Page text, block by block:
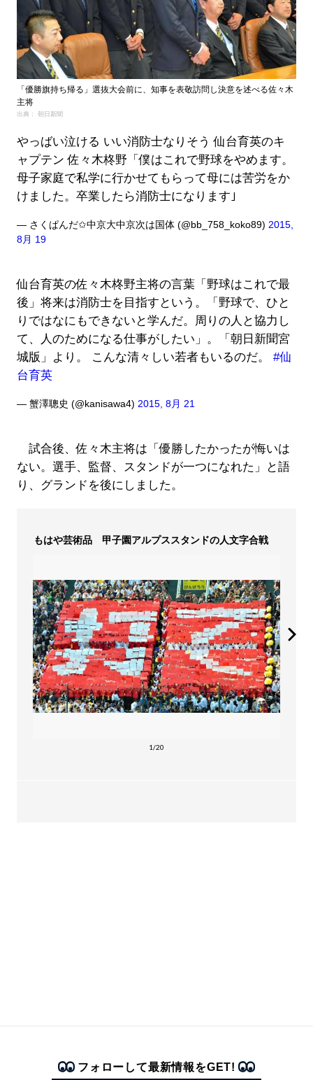
「優勝旗持ち帰る」選抜大会前に、知事を表敬訪問し決意を述べる佐々木
主将
出典： 朝日新聞
やっばい泣ける いい消防士なりそう 仙台育英のキ
ャプテン 佐々木柊野「僕はこれで野球をやめます。
母子家庭で私学に行かせてもらって母には苦労をか
けました。卒業したら消防士になります｣
— さくぱんだ✩中京大中京次は国体 (@bb_758_koko89) 2015,
8月 19
仙台育英の佐々木柊野主将の言葉「野球はこれで最
後」将来は消防士を目指すという。「野球で、ひと
りではなにもできないと学んだ。周りの人と協力し
て、人のためになる仕事がしたい」。「朝日新聞宮
城版」より。 こんな清々しい若者もいるのだ。 #仙
台育英
— 蟹澤聰史 (@kanisawa4) 2015, 8月 21
試合後、佐々木主将は「優勝したかったが悔いは
ない。選手、監督、スタンドが一つになれた」と語
り、グランドを後にしました。
もはや芸術品 甲子園アルプススタンドの人文字合戦
1/20
フォローして最新情報をGET!